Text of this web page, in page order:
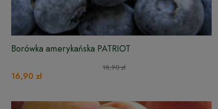
Borówka amerykańska PATRIOT
18,90 zł
16,90 zł